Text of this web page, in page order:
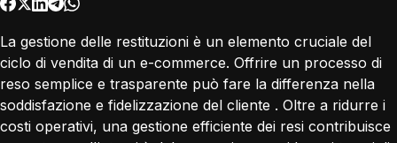
La gestione delle restituzioni è un elemento cruciale del
ciclo di vendita di un e-commerce. Offrire un processo di
reso semplice e trasparente può fare la differenza nella
soddisfazione e fidelizzazione del cliente . Oltre a ridurre i
costi operativi, una gestione efficiente dei resi contribuisce